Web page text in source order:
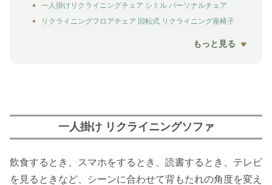
一人掛けリクライニングチェア シミル パーソナルチェア
リクライニングフロアチェア 回転式 リクライニング座椅子
もっと見る
一人掛け リクライニングソファ
飲食するとき、スマホをするとき、読書するとき、テレビ
を見るときなど、シーンに合わせて背もたれの角度を変え